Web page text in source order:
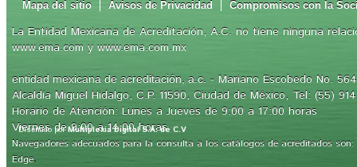
Mapa del sitio Avisos de Privacidad Compromisos con la
La Entidad Mexicana de Acreditación, A.C. no tiene ninguna
www.ema.com y www.ema.com.mx
entidad mexicana de acreditación, a.c. - Mariano Escobedo No.
Alcaldía Miguel Hidalgo, C.P. 11590, Ciudad de México, Tel: (55)
Horario de Atención: Lunes a Jueves de 9:00 a 17:00 horas
Viernes de 9:00 a 14:00 horas
Navegadores adecuados para la consulta a los catálogos de acreditados
Edge.
Diseñado porMultiplexia Digital S.A. de C.V